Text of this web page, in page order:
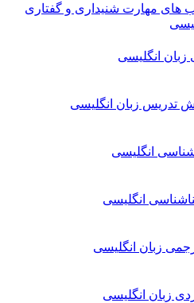
های مهارت شنیداری و گفتاری
زبان انگلیسی
تدریس زبان انگلیسی
انگلیسی
انگلیسی
زبان انگلیسی
زبان انگلیسی